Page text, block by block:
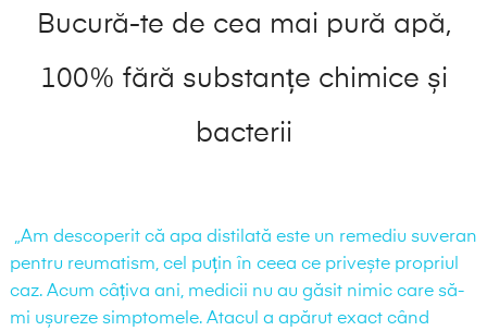
Bucură-te de cea mai pură apă,
100% fără substanțe chimice și
bacterii
„Am descoperit că apa distilată este un remediu suveran
pentru reumatism, cel puțin în ceea ce privește propriul
caz. Acum câțiva ani, medicii nu au găsit nimic care să-
mi ușureze simptomele. Atacul a apărut exact când